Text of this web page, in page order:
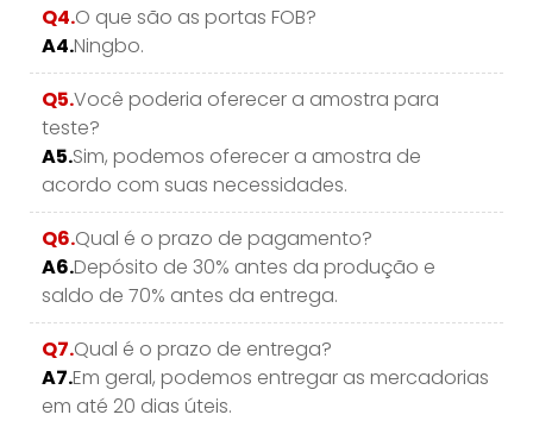
Q4.O que são as portas FOB?
A4.Ningbo.
Q5.Você poderia oferecer a amostra para
teste?
A5.Sim, podemos oferecer a amostra de
acordo com suas necessidades.
Q6.Qual é o prazo de pagamento?
A6.Depósito de 30% antes da produção e
saldo de 70% antes da entrega.
Q7.Qual é o prazo de entrega?
A7.Em geral, podemos entregar as mercadorias
em até 20 dias úteis.